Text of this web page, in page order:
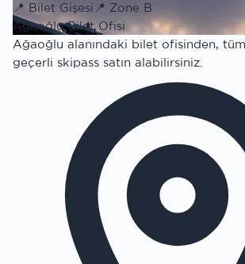
📍 Bilet Gişesi 📍 Zone B
Ağaoğlu Bilet Ofisi
Ağaoğlu alanındaki bilet ofisinden,
geçerli skipass satın alabilirsiniz.